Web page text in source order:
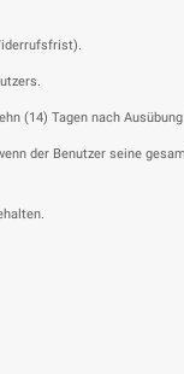
(14) Tagen nach
der Benutzer seine